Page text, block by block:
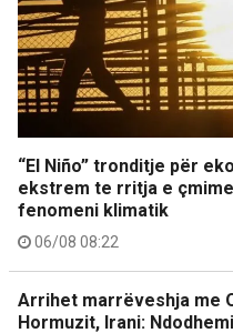
“El Niño” tronditje për
ekstrem te rritja e
fenomeni klimatik
06/08 08:22
Arrihet marrëveshja me
Hormuzit, Irani: